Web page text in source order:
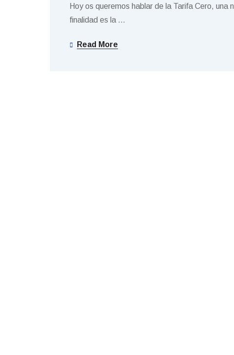
Hoy os queremos hablar de la Tarifa Cero, una
finalidad es la …
Read More